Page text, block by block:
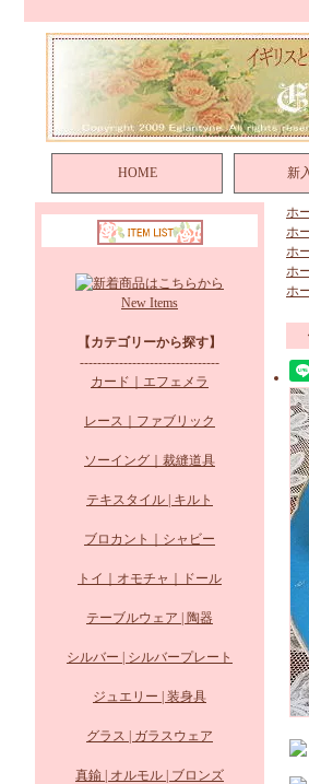
HOME 新
New Items
【カテゴリーから探す】
--------------------------------
カード｜エフェメラ
レース｜ファブリック
ソーイング｜裁縫道具
テキスタイル | キルト
ブロカント｜シャビー
トイ｜オモチャ｜ドール
テーブルウェア | 陶器
シルバー | シルバープレート
ジュエリー | 装身具
グラス | ガラスウェア
真鍮 | オルモル | ブロンズ
ホ
ホ
ホ
ホ
ホ